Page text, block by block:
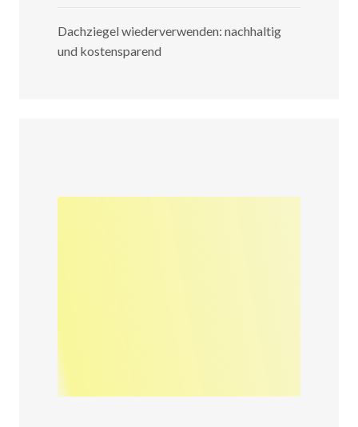
Dachziegel wiederverwenden: nachhaltig
und kostensparend